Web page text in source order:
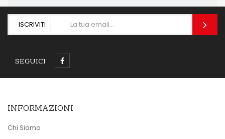
ISCRIVITI
SEGUICI
INFORMAZIONI
Chi Siamo